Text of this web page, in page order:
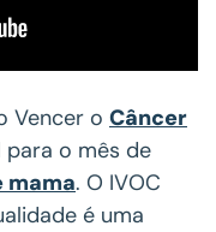
Vencer o Câncer
o mês de
mama. O IVOC
é uma